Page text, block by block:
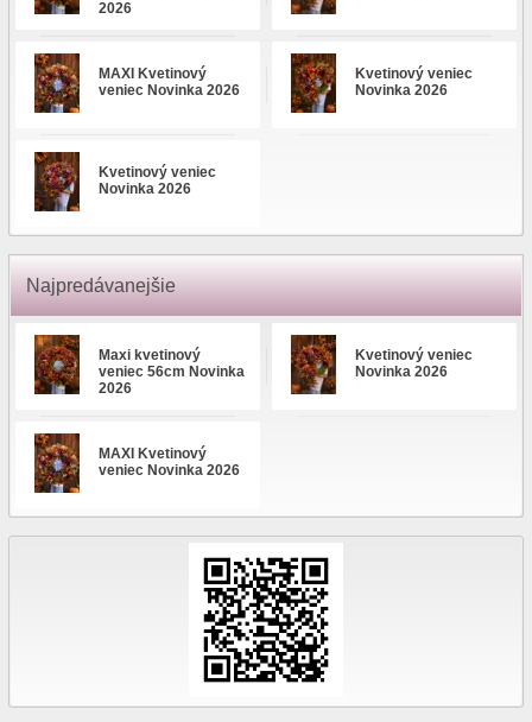
2026
MAXI Kvetinový
veniec Novinka 2026
Kvetinový veniec
Novinka 2026
Kvetinový veniec
Novinka 2026
Najpredávanejšie
Maxi kvetinový
veniec 56cm Novinka
2026
Kvetinový veniec
Novinka 2026
MAXI Kvetinový
veniec Novinka 2026